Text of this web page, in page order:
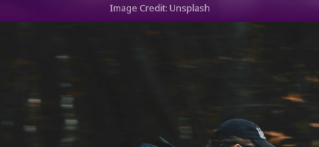
Image Credit: Unsplash